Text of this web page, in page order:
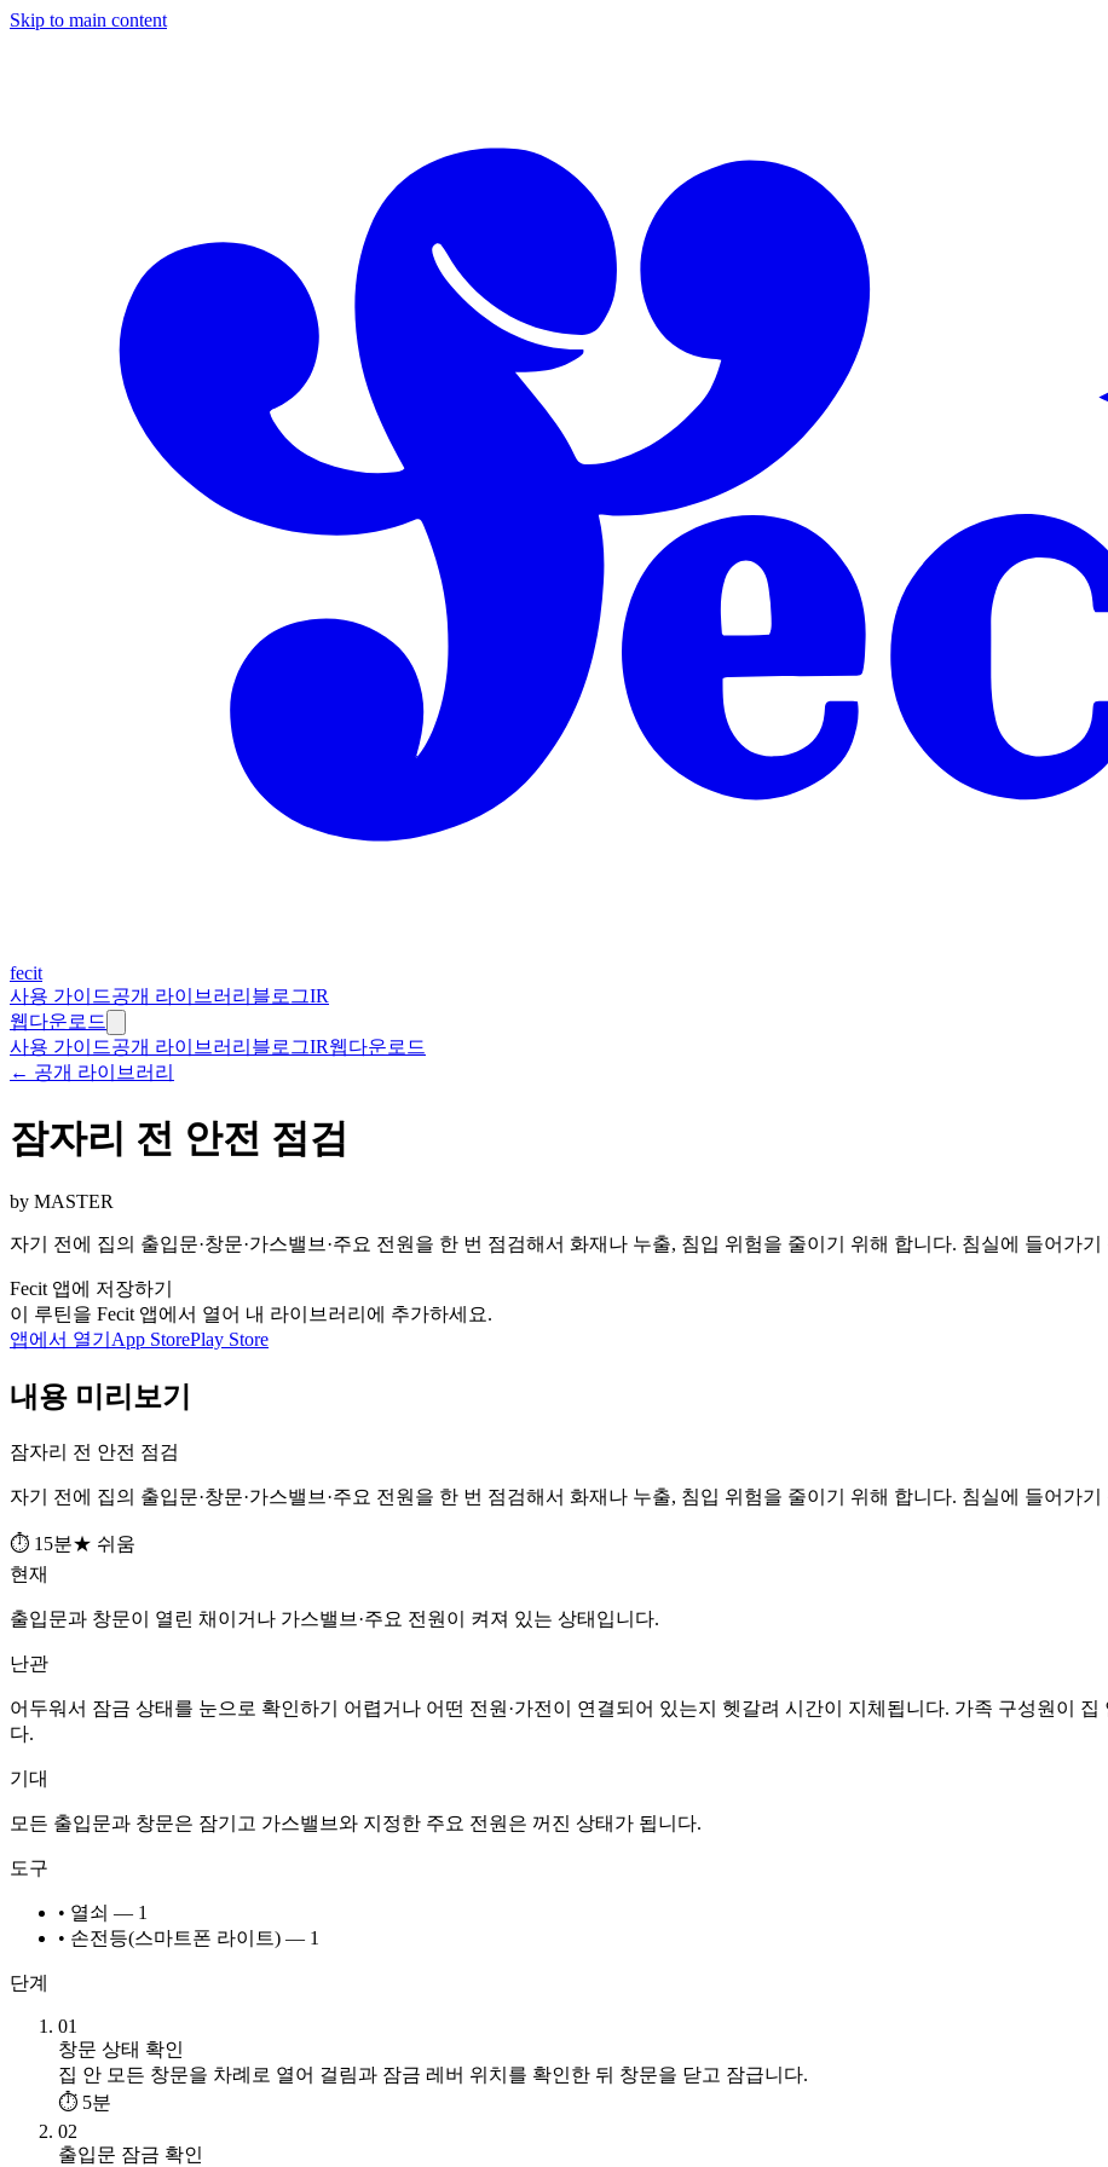
Skip to main content
fecit
사용 가이드공개 라이브러리 블로그IR
웹다운로드
사용 가이드공개 라이브러리 블로그IR웹다운로드
← 공개 라이브러리
잠자리 전 안전 점검
by MASTER
자기 전에 집의 출입문·창문·가스밸브·주요 전원을 한 번 점검해서 화재나 누출, 침입 위험을 줄이기 위해 합니다. 침실에 들어가
Fecit 앱에 저장하기
이 루틴을 Fecit 앱에서 열어 내 라이브러리에 추가하세요.
앱에서 열기 App StorePlay Store
내용 미리보기
잠자리 전 안전 점검
자기 전에 집의 출입문·창문·가스밸브·주요 전원을 한 번 점검해서 화재나 누출, 침입 위험을 줄이기 위해 합니다. 침실에 들어가
⏱ 15분★ 쉬움
현재
출입문과 창문이 열린 채이거나 가스밸브·주요 전원이 켜져 있는 상태입니다.
난관
어두워서 잠금 상태를 눈으로 확인하기 어렵거나 어떤 전원·가전이 연결되어 있는지 헷갈려 시간이 지체됩니다. 가족 구성원이
다.
기대
모든 출입문과 창문은 잠기고 가스밸브와 지정한 주요 전원은 꺼진 상태가 됩니다.
도구
• 열쇠 — 1
• 손전등(스마트폰 라이트) — 1
단계
01
창문 상태 확인
집 안 모든 창문을 차례로 열어 걸림과 잠금 레버 위치를 확인한 뒤 창문을 닫고 잠급니다.
⏱ 5분
02
출입문 잠금 확인